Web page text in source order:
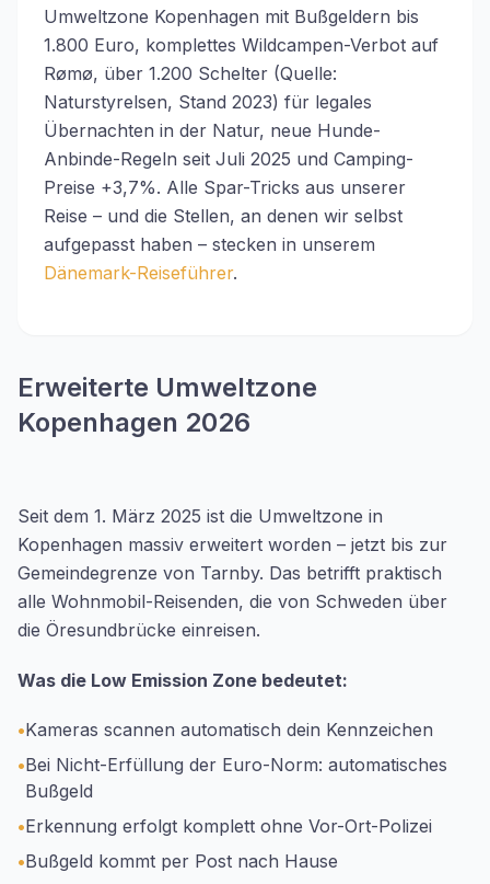
Umweltzone Kopenhagen mit Bußgeldern bis
1.800 Euro, komplettes Wildcampen-Verbot auf
Rømø, über 1.200 Schelter (Quelle:
Naturstyrelsen, Stand 2023) für legales
Übernachten in der Natur, neue Hunde-
Anbinde-Regeln seit Juli 2025 und Camping-
Preise +3,7%. Alle Spar-Tricks aus unserer
Reise – und die Stellen, an denen wir selbst
aufgepasst haben – stecken in unserem
Dänemark-Reiseführer.
Erweiterte Umweltzone
Kopenhagen 2026
Seit dem 1. März 2025 ist die Umweltzone in
Kopenhagen massiv erweitert worden – jetzt bis zur
Gemeindegrenze von Tarnby. Das betrifft praktisch
alle Wohnmobil-Reisenden, die von Schweden über
die Öresundbrücke einreisen.
Was die Low Emission Zone bedeutet:
•Kameras scannen automatisch dein Kennzeichen
•Bei Nicht-Erfüllung der Euro-Norm: automatisches
Bußgeld
•Erkennung erfolgt komplett ohne Vor-Ort-Polizei
•Bußgeld kommt per Post nach Hause